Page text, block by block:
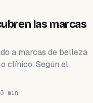
las marcas
a marcas de belleza
clínico. Según el
3 min